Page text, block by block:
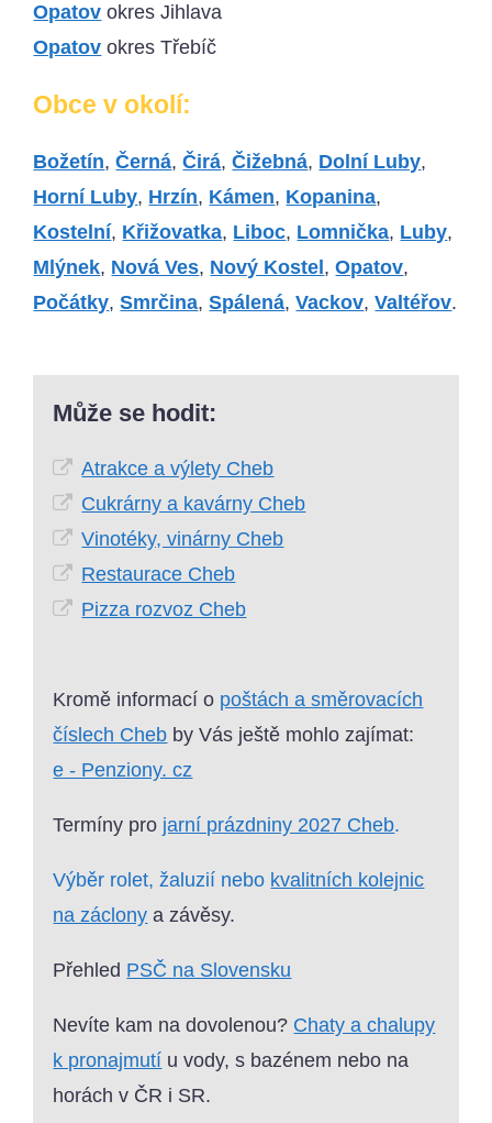
Opatov okres Jihlava
Opatov okres Třebíč
Obce v okolí:
Božetín,Černá,Čirá,Čižebná, Dolní Luby,
Horní Luby, Hrzín, Kámen, Kopanina,
Kostelní, Křižovatka, Liboc, Lomnička, Luby,
Mlýnek, Nová Ves, Nový Kostel ,Opatov,
Počátky,Smrčina,Spálená,Vackov,Valtéřov.
Může se hodit:
Atrakce a výlety Cheb
Cukrárny a kavárny Cheb
Vinotéky, vinárny Cheb
Restaurace Cheb
Pizza rozvoz Cheb
Kromě informací o poštách a směrovacích
číslech Cheb by Vás ještě mohlo zajímat:
e - Penziony. cz
Termíny pro jarní prázdniny 2027 Cheb.
Výběr rolet, žaluzií nebo kvalitních kolejnic
na záclony a závěsy.
Přehled PSČ na Slovensku
Nevíte kam na dovolenou? Chaty a chalupy
k pronajmutí u vody, s bazénem nebo na
horách v ČR i SR.